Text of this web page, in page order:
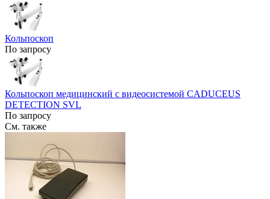
Кольпоскоп
По запросу
Кольпоскоп медицинский с видеосистемой CADUCEUS
DETECTION SVL
По запросу
См. также